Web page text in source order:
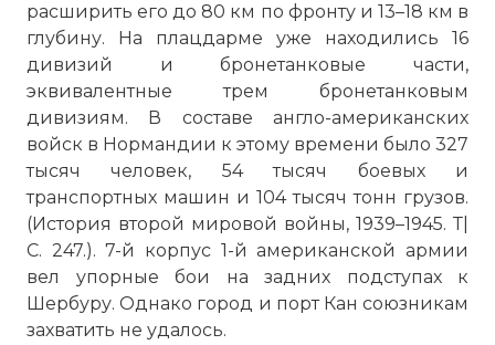
расширить его до 80 км по фронту и 13–18 км в
глубину. На плацдарме уже находились 16
дивизий и бронетанковые части,
эквивалентные трем бронетанковым
дивизиям. В составе англо-американских
войск в Нормандии к этому времени было 327
тысяч человек, 54 тысяч боевых и
транспортных машин и 104 тысяч тонн грузов.
(История второй мировой войны, 1939–1945. Т|
С. 247.). 7-й корпус 1-й американской армии
вел упорные бои на задних подступах к
Шербуру. Однако город и порт Кан союзникам
захватить не удалось.